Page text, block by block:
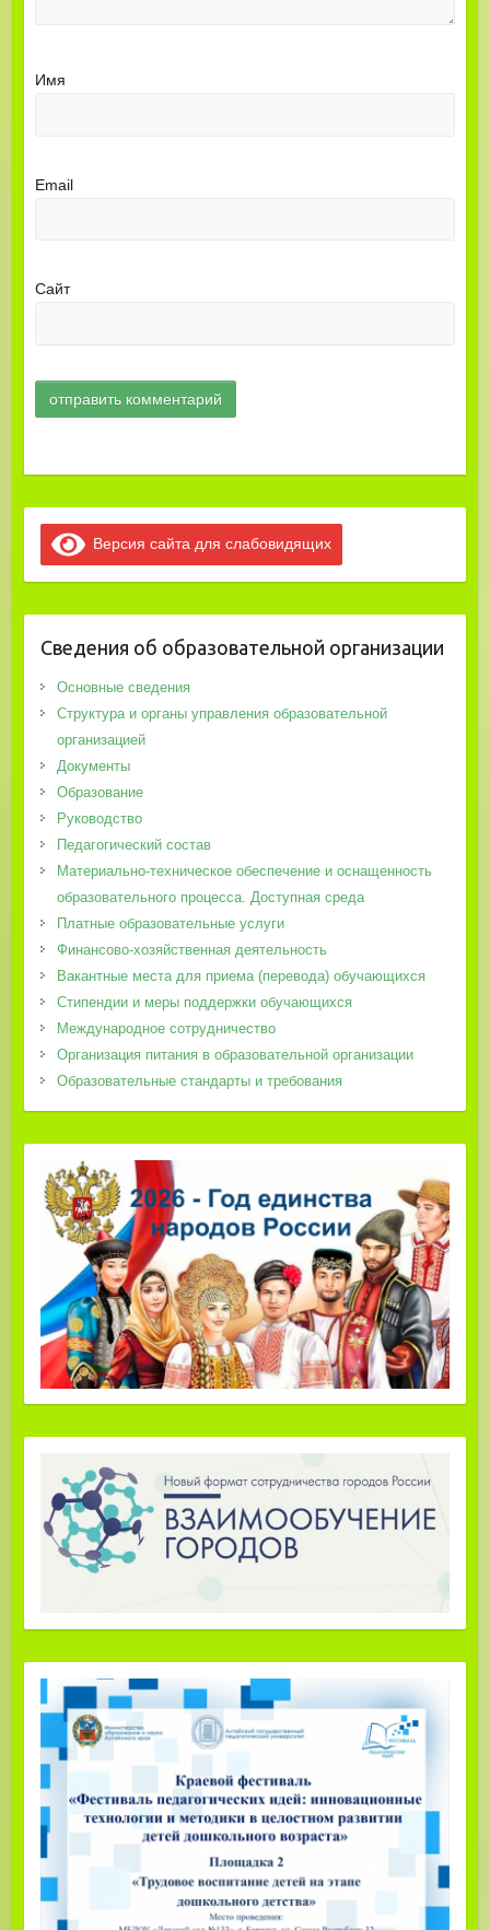
Имя
Email
Сайт
Версия сайта для слабовидящих
Сведения об образовательной организации
Основные сведения
Структура и органы управления образовательной
организацией
Документы
Образование
Руководство
Педагогический состав
Материально-техническое обеспечение и оснащенность
образовательного процесса. Доступная среда
Платные образовательные услуги
Финансово-хозяйственная деятельность
Вакантные места для приема (перевода) обучающихся
Стипендии и меры поддержки обучающихся
Международное сотрудничество
Организация питания в образовательной организации
Образовательные стандарты и требования